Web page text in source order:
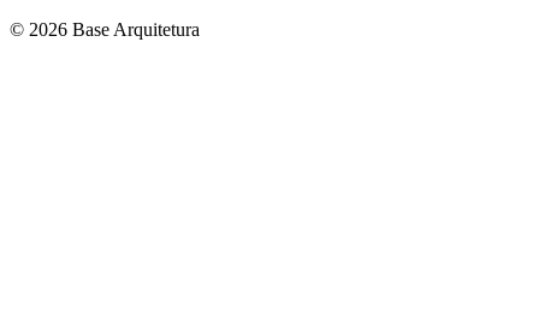
© 2026 Base Arquitetura